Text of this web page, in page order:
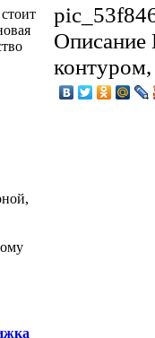
Описание
контуром,